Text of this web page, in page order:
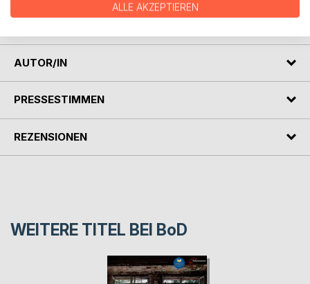
gewährt, aber den Status des subsidiären Schutzes, also
AUTOR/IN
PRESSESTIMMEN
REZENSIONEN
WEITERE TITEL BEI BoD
ALLE AKZEPTIEREN